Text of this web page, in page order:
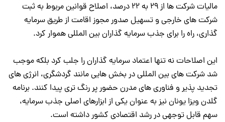
مالیات شرکت ها از ۲۹ به ۲۲ درصد، اصلاح قوانین مربوط به ثبت
شرکت های خارجی و تسهیل صدور مجوز اقامت از طریق سرمایه
گذاری، راه را برای جذب سرمایه گذاران بین المللی هموار کرد.
این اصلاحات نه تنها اعتماد سرمایه گذاران را جلب کرد بلکه موجب
شد شرکت های بین المللی در بخش هایی مانند گردشگری، انرژی های
تجدید پذیر و فناوری های مدرن حضور پر رنگ تری پیدا کنند. برنامه
گلدن ویزا یونان نیز به عنوان یکی از ابزارهای اصلی جذب سرمایه،
سهم قابل توجهی در رشد اقتصادی کشور داشته است.